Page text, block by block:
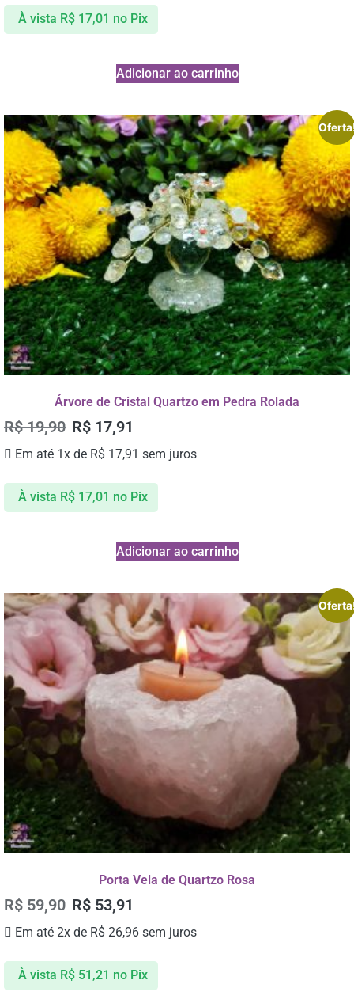
À vista R$17,01 no Pix
Adicionar ao carrinho
Árvore de Cristal Quartzo em Pedra Rolada
R$19,90 R$ 17,91
Em até 1x de R$ 17,91 sem juros
À vista R$17,01 no Pix
Adicionar ao carrinho
Porta Vela de Quartzo Rosa
R$59,90 R$ 53,91
Em até 2x de R$ 26,96 sem juros
À vista R$51,21 no Pix